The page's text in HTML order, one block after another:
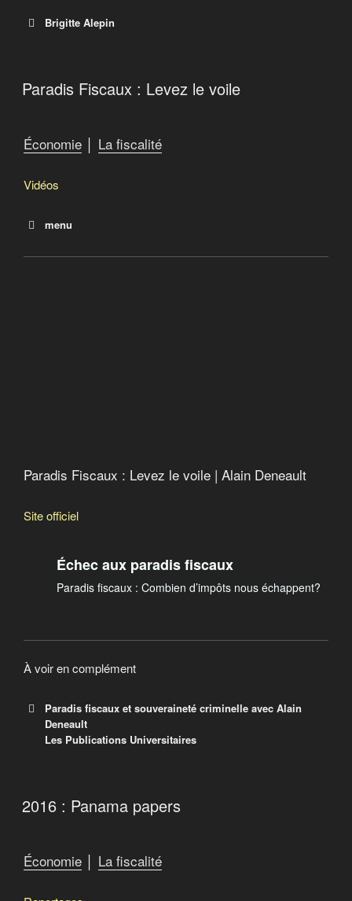
Brigitte Alepin
Fiscaliste et spécialiste en politiques fiscales
Paradis Fiscaux : Levez le voile
Économie │ La fiscalité
Vidéos
menu
Paradis Fiscaux : Levez le voile | Alain Deneault
Site officiel
Échec aux paradis fiscaux
Paradis fiscaux : Combien d’impôts nous échappent?
À voir en complément
Paradis fiscaux et souveraineté criminelle avec Alain
Deneault
Les Publications Universitaires
2016 : Panama papers
Économie │ La fiscalité